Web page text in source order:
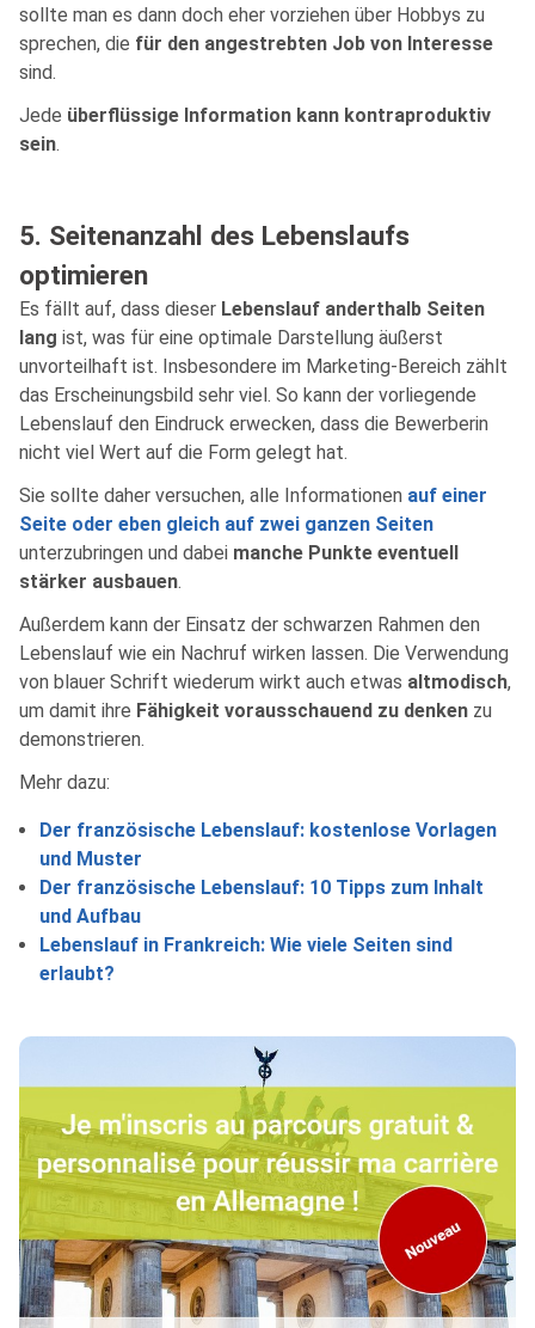
sollte man es dann doch eher vorziehen über Hobbys zu
sprechen, die für den angestrebten Job von Interesse
sind.
Jede überflüssige Information kann kontraproduktiv
sein.
5. Seitenanzahl des Lebenslaufs
optimieren
Es fällt auf, dass dieser Lebenslauf anderthalb Seiten
lang ist, was für eine optimale Darstellung äußerst
unvorteilhaft ist. Insbesondere im Marketing-Bereich zählt
das Erscheinungsbild sehr viel. So kann der vorliegende
Lebenslauf den Eindruck erwecken, dass die Bewerberin
nicht viel Wert auf die Form gelegt hat.
Sie sollte daher versuchen, alle Informationen auf einer
Seite oder eben gleich auf zwei ganzen Seiten
unterzubringen und dabei manche Punkte eventuell
stärker ausbauen.
Außerdem kann der Einsatz der schwarzen Rahmen den
Lebenslauf wie ein Nachruf wirken lassen. Die Verwendung
von blauer Schrift wiederum wirkt auch etwas altmodisch,
um damit ihre Fähigkeit vorausschauend zu denken zu
demonstrieren.
Mehr dazu:
Der französische Lebenslauf: kostenlose Vorlagen
und Muster
Der französische Lebenslauf: 10 Tipps zum Inhalt
und Aufbau
Lebenslauf in Frankreich: Wie viele Seiten sind
erlaubt?